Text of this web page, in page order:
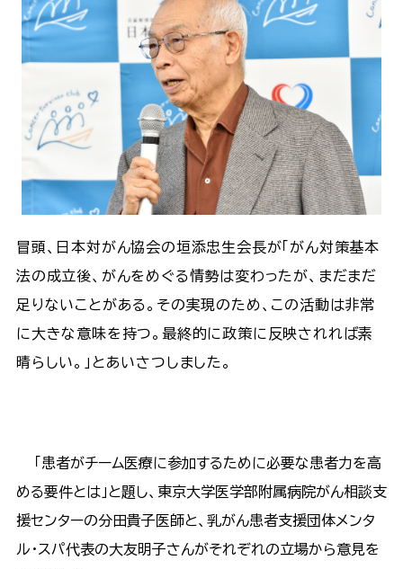
冒頭、日本対がん協会の垣添忠生会長が「がん対策基本
法の成立後、がんをめぐる情勢は変わったが、まだまだ
足りないことがある。その実現のため、この活動は非常
に大きな意味を持つ。最終的に政策に反映されれば素
晴らしい。」とあいさつしました。
「患者がチーム医療に参加するために必要な患者力を高
める要件とは」と題し、東京大学医学部附属病院がん相談支
援センターの分田貴子医師と、乳がん患者支援団体メンタ
ル・スパ代表の大友明子さんがそれぞれの立場から意見を